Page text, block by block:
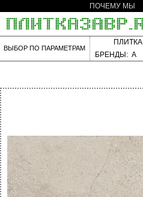
ПОЧЕМУ МЫ
ВЫБОР ПО ПАРАМЕТРАМ
ПЛИТКА
БРЕНДЫ: A